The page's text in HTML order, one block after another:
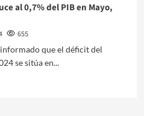
al 0,7% del PIB en Mayo,
655
que el déficit del
se sitúa en...